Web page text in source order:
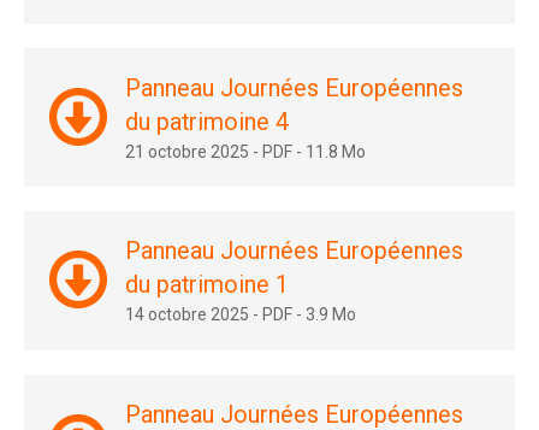
Panneau Journées Européennes
du patrimoine 4
21 octobre 2025 -PDF - 11.8 Mo
Panneau Journées Européennes
du patrimoine 1
14 octobre 2025 - PDF - 3.9 Mo
Panneau Journées Européennes